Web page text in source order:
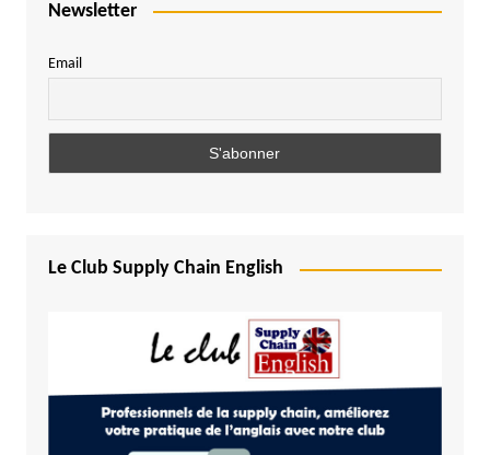
Newsletter
Email
Le Club Supply Chain English